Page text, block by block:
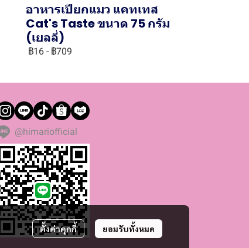
อาหารเปียกแมว แคทเทส
Cat's Taste ขนาด 75 กรัม
(เยลลี่)
฿16 - ฿709
ตั้งค่าคุกกี้ ยอมรับทั้งหมด
@himariofficial